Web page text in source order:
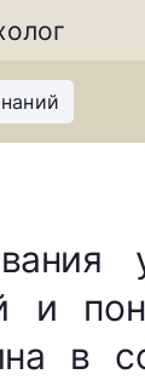
и
в